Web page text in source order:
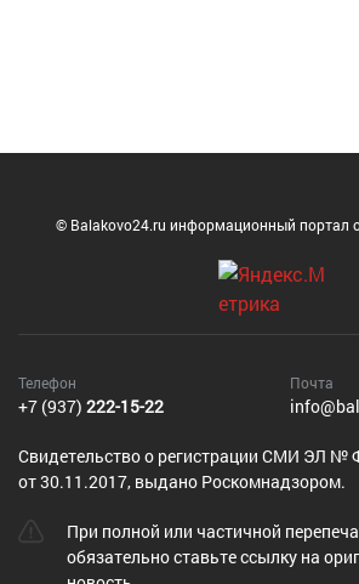
© Balakovo24.ru информационный портал
Телефон
+7 (937) 222-15-22
Почта
Cвидетельство о регистрации СМИ ЭЛ №
от 30.11.2017, выдано Роскомнадзором.
При полной или частичной
обязательно ставьте ссылку на